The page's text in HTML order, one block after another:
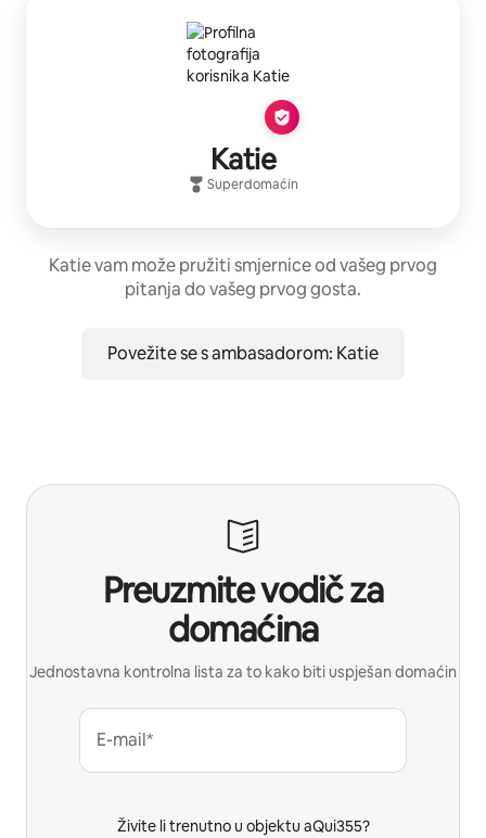
Katie
Superdomaćin
Katie vam može pružiti smjernice od vašeg prvog
pitanja do vašeg prvog gosta.
Povežite se s ambasadorom: Katie
Preuzmite vodič za
domaćina
Jednostavna kontrolna lista za to kako biti uspješan domaćin
E-mail*
Živite li trenutno u objektu aQui355?